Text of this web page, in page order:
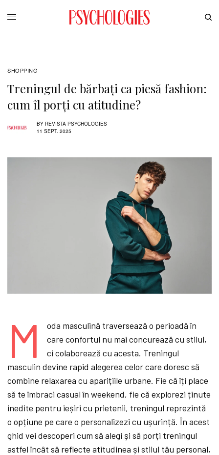
SHOPPING
Treningul de bărbați ca piesă fashion:
cum îl porți cu atitudine?
BY REVISTA PSYCHOLOGIES
11 SEPT. 2025
M
oda masculină traversează o perioadă în
care confortul nu mai concurează cu stilul,
ci colaborează cu acesta. Treningul
masculin devine rapid alegerea celor care doresc să
combine relaxarea cu aparițiile urbane. Fie că îți place
să te îmbraci casual în weekend, fie că explorezi ținute
inedite pentru ieșiri cu prietenii, treningul reprezintă
o opțiune pe care o personalizezi cu ușurință. În acest
ghid vei descoperi cum să alegi și să porți treningul
astfel încât să reflecte atitudinea și stilul tău personal,